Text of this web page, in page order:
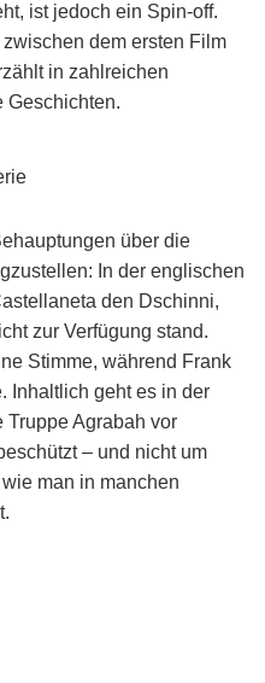
ist jedoch ein Spin-off.
dem ersten Film
in zahlreichen
Geschichten.
über die
In der englischen
den Dschinni,
zur Verfügung stand.
Stimme, während Frank
Inhaltlich geht es in der
Truppe Agrabah vor
– und nicht um
man in manchen